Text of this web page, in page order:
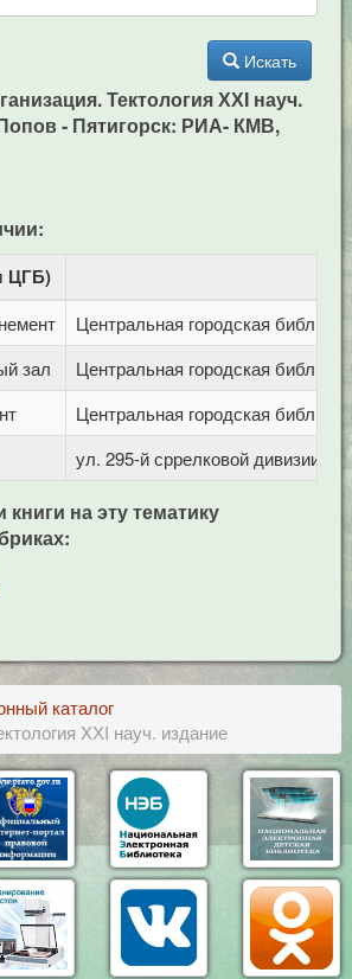
Искать
Тектология ХХI науч.
- Пятигорск: РИА- КМВ,
ЦГБ)
Центральная городская
зал
Центральная городская
Центральная городская
ул. 295-й сррелковой дивизии,
книги на эту тематику
каталог
ХХI науч. издание